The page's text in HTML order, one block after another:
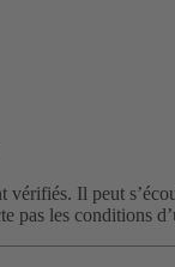
vérifiés. Il peut
pas les conditions